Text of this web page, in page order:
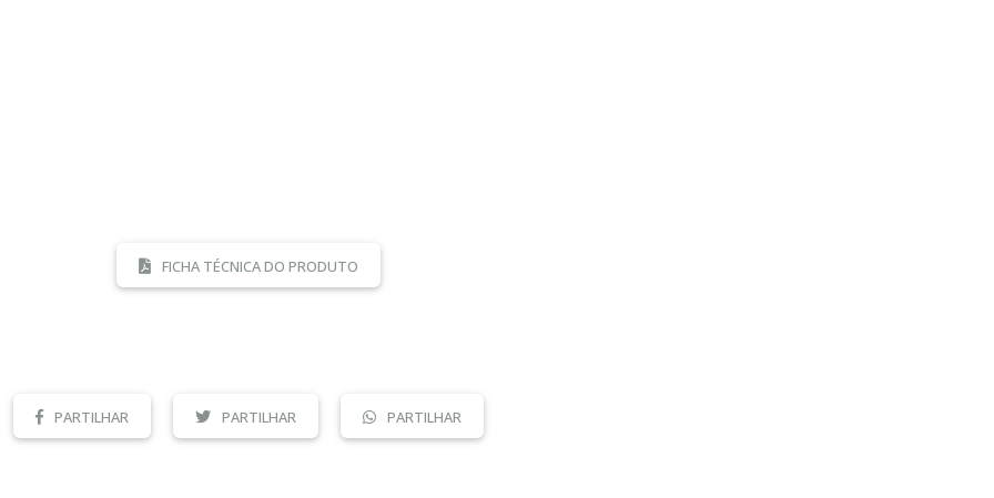
FICHA TÉCNICA DO PRODUTO
PARTILHAR PARTILHAR PARTILHAR